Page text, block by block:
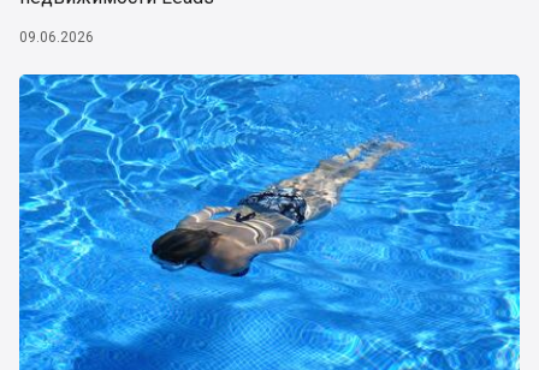
09.06.2026